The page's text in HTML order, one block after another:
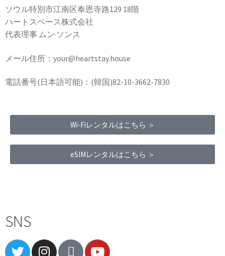
ソウル特別市江南区奉恩寺路129 18階
ハートスペース株式会社
代表理事 ムン·ソンス
メール住所：your@heartstay.house
電話番号(日本語可能)：(韓国)82-10-3662-7830
Wi-Fiレンタルはこちら ＞
eSIMレンタルはこちら ＞
SNS